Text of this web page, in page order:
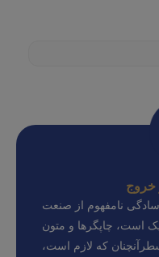
سادگی نامفهوم از صنعت
است، چاپگرها و متون
که لازم است،